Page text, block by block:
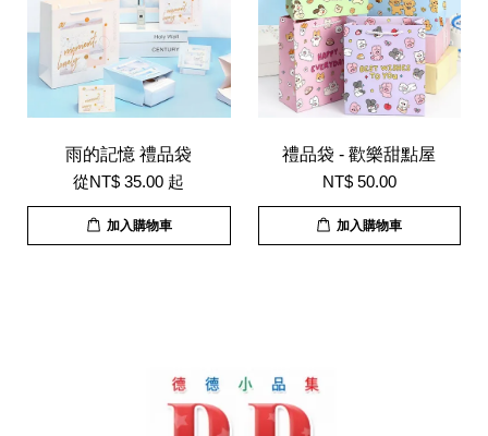
雨的記憶 禮品袋
從NT$ 35.00 起
加入購物車
禮品袋 - 歡樂甜點屋
NT$ 50.00
加入購物車